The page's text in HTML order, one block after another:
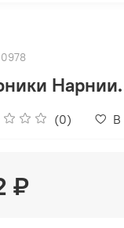
Нарнии.
(0) В
₽